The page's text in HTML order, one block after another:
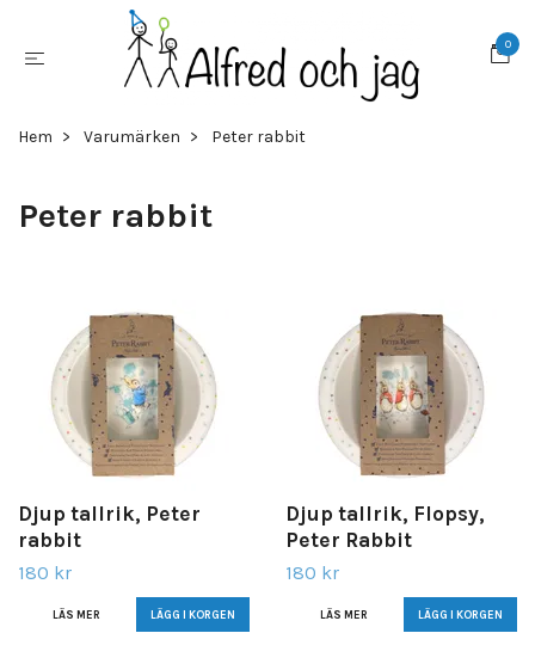
0
Hem Varumärken Peter rabbit
Peter rabbit
Djup tallrik, Peter
rabbit
180 kr
LÄS MER
Djup tallrik, Flopsy,
Peter Rabbit
180 kr
LÄS MER